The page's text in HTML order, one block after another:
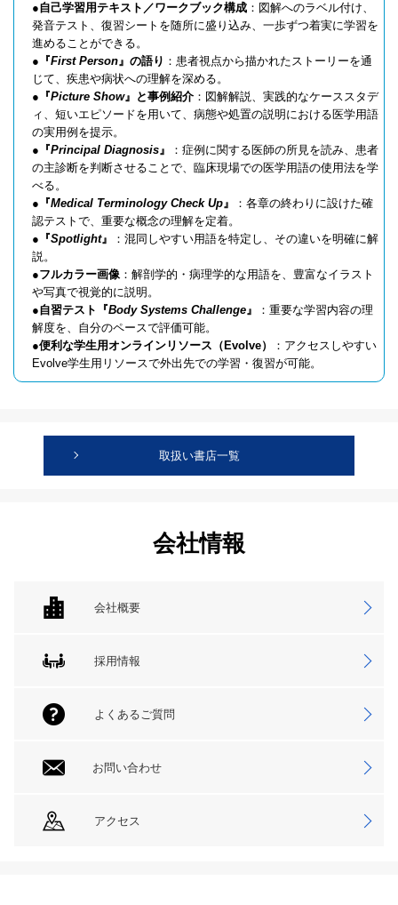
●自己学習用テキスト／ワークブック構成 ：図解へのラベル付け、
発音テスト、復習シートを随所に盛り込み、一歩ずつ着実に学習を
進めることができる。
● 『First Person』の語り ：患者視点から描かれたストーリーを通
じて、疾患や病状への理解を深める。
● 『Picture Show』と事例紹介 ：図解解説、実践的なケーススタデ
ィ、短いエピソードを用いて、病態や処置の説明における医学用語
の実用例を提示。
● 『Principal Diagnosis』
：症例に関する医師の所見を読み、患者
の主診断を判断させることで、臨床現場での医学用語の使用法を学
べる。
● 『Medical Terminology Check Up』
：各章の終わりに設けた確
認テストで、重要な概念の理解を定着。
● 『Spotlight』
：混同しやすい用語を特定し、その違いを明確に解
説。
●フルカラー画像 ：解剖学的・病理学的な用語を、豊富なイラスト
や写真で視覚的に説明。
●自習テスト『Body Systems Challenge』
：重要な学習内容の理
解度を、自分のペースで評価可能。
●便利な学生用オンラインリソース（Evolve）
：アクセスしやすい
Evolve学生用リソースで外出先での学習・復習が可能。
取扱い書店一覧
会社情報
会社概要
採用情報
よくあるご質問
お問い合わせ
アクセス